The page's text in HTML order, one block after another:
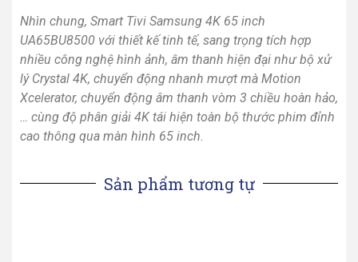
Nhìn chung, Smart Tivi Samsung 4K 65 inch
UA65BU8500 với thiết kế tinh tế, sang trọng tích hợp
nhiều công nghệ hình ảnh, âm thanh hiện đại như bộ xử
lý Crystal 4K, chuyển động nhanh mượt mà Motion
Xcelerator, chuyển động âm thanh vòm 3 chiều hoàn hảo,
… cùng độ phân giải 4K tái hiện toàn bộ thước phim đỉnh
cao thông qua màn hình 65 inch.
Sản phẩm tương tự